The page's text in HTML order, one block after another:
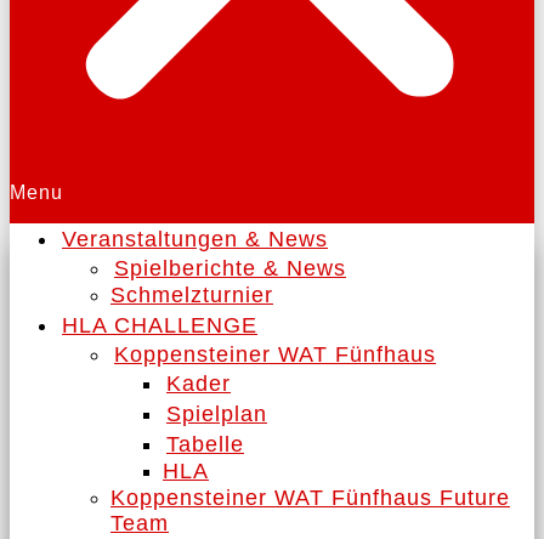
Menu
Veranstaltungen & News
Spielberichte & News
Schmelzturnier
HLA CHALLENGE
Koppensteiner WAT Fünfhaus
Kader
Spielplan
Tabelle
HLA
Koppensteiner WAT Fünfhaus Future
Team